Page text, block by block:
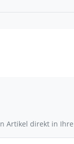
Artikel direkt in